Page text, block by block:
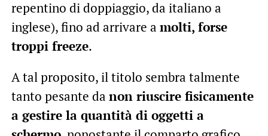
repentino di doppiaggio, da italiano a
inglese), fino ad arrivare a molti, forse
troppi freeze.
A tal proposito, il titolo sembra talmente
tanto pesante da non riuscire fisicamente
a gestire la quantità di oggetti a